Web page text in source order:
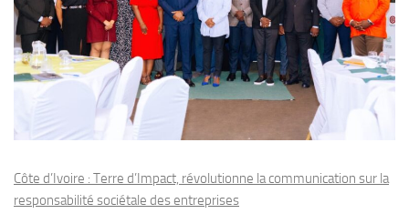
Côte d’Ivoire : Terre d’Impact, révolutionne la communication sur la
responsabilité sociétale des entreprises